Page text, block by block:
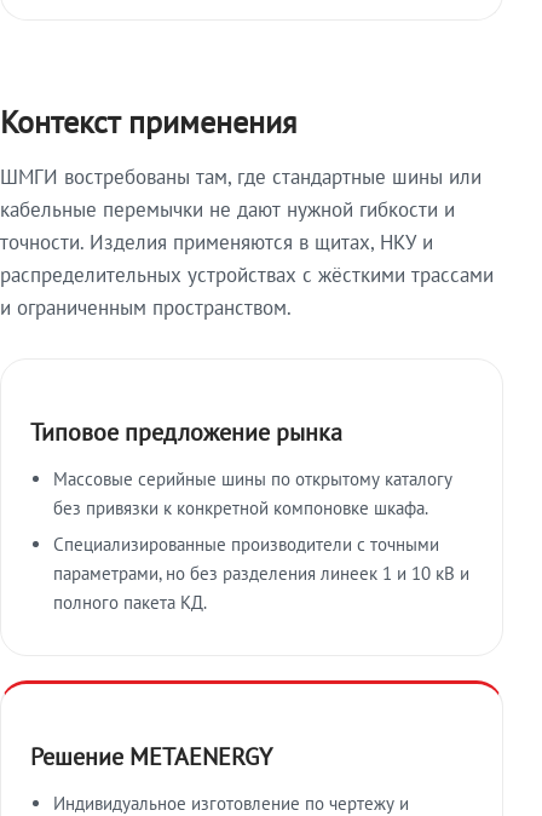
Контекст применения
ШМГИ востребованы там, где стандартные шины или
кабельные перемычки не дают нужной гибкости и
точности. Изделия применяются в щитах, НКУ и
распределительных устройствах с жёсткими трассами
и ограниченным пространством.
Типовое предложение рынка
Массовые серийные шины по открытому каталогу
без привязки к конкретной компоновке шкафа.
Специализированные производители с точными
параметрами, но без разделения линеек 1 и 10 кВ и
полного пакета КД.
Решение METAENERGY
Индивидуальное изготовление по чертежу и